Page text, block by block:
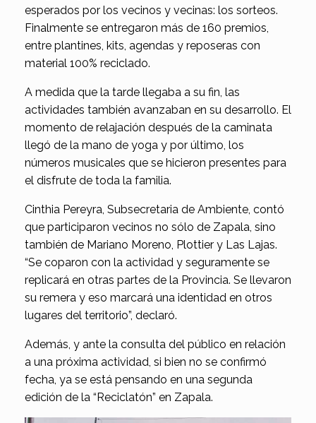
esperados por los vecinos y vecinas: los sorteos.
Finalmente se entregaron más de 160 premios,
entre plantines, kits, agendas y reposeras con
material 100% reciclado.
A medida que la tarde llegaba a su fin, las
actividades también avanzaban en su desarrollo. El
momento de relajación después de la caminata
llegó de la mano de yoga y por último, los
números musicales que se hicieron presentes para
el disfrute de toda la familia.
Cinthia Pereyra, Subsecretaria de Ambiente, contó
que participaron vecinos no sólo de Zapala, sino
también de Mariano Moreno, Plottier y Las Lajas.
“Se coparon con la actividad y seguramente se
replicará en otras partes de la Provincia. Se llevaron
su remera y eso marcará una identidad en otros
lugares del territorio”, declaró.
Además, y ante la consulta del público en relación
a una próxima actividad, si bien no se confirmó
fecha, ya se está pensando en una segunda
edición de la “Reciclatón” en Zapala.